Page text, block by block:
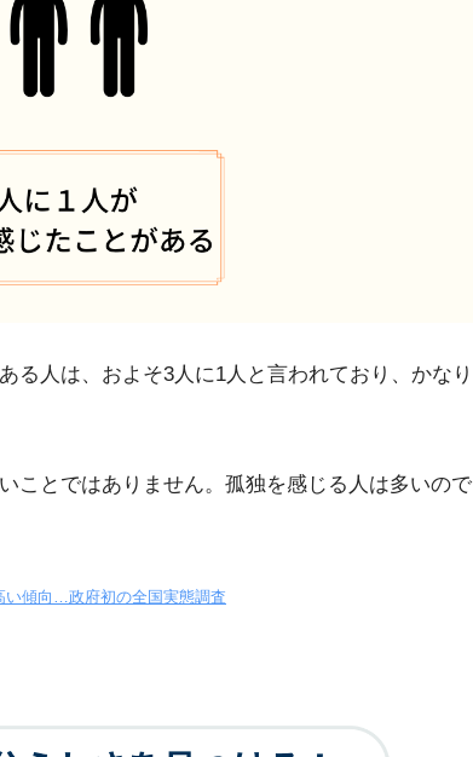
る人は、およそ3 人に1人と言われており、 かなり
ことではありません。孤独を感じる人は多いので
い傾向…政府初の全国実態調査